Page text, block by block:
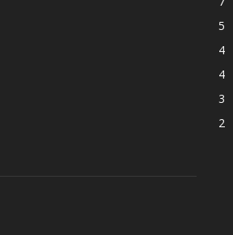
5
4
4
3
2